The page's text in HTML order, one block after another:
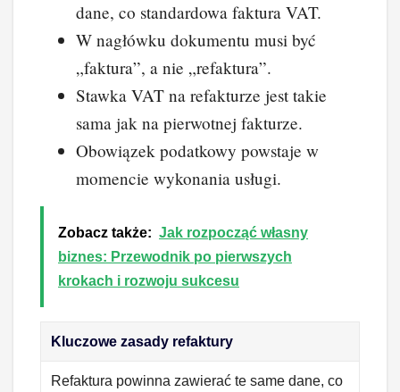
dane, co standardowa faktura VAT.
W nagłówku dokumentu musi być
„faktura”, a nie „refaktura”.
Stawka VAT na refakturze jest takie
sama jak na pierwotnej fakturze.
Obowiązek podatkowy powstaje w
momencie wykonania usługi.
Zobacz także: Jak rozpocząć własny
biznes: Przewodnik po pierwszych
krokach i rozwoju sukcesu
Kluczowe zasady refaktury
Refaktura powinna zawierać te same dane, co